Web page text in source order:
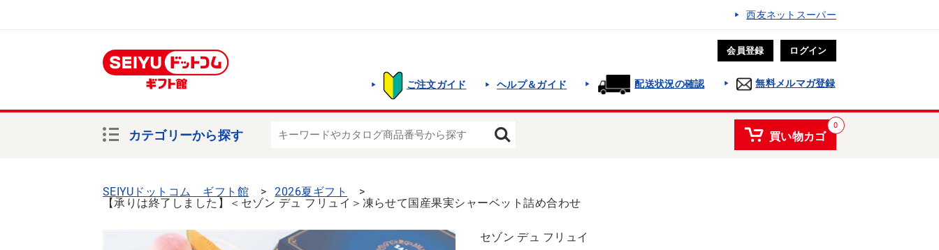
西友ネットスーパー
会員登録 ログイン
ご注文ガイド ヘルプ＆ガイド 配送状況の確認 無料メルマガ登録
カテゴリーから探す
0
買い物カゴ
SEIYUドットコム ギフト館
2026夏ギフト
【承りは終了しました】＜セゾン デュ フリュイ＞凍らせて国産果実シャーベット詰め合わせ
セゾン デュ フリュイ